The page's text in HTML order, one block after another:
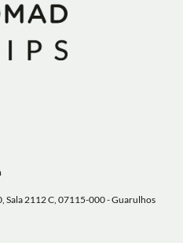
Sala 2112 C, 07115-000 - Guarulhos